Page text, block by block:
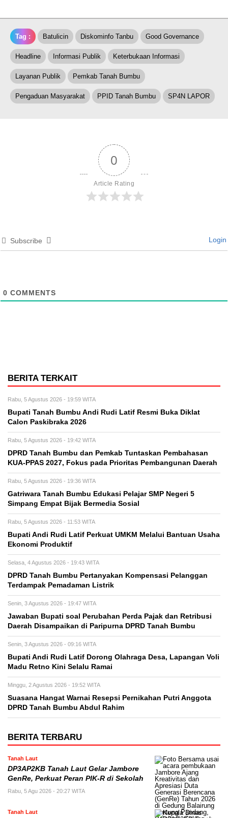
Tag : Batulicin Diskominfo Tanbu Good Governance
Headline Informasi Publik Keterbukaan Informasi
Layanan Publik Pemkab Tanah Bumbu
Pengaduan Masyarakat PPID Tanah Bumbu SP4N LAPOR
0
Article Rating
Subscribe Login
0 COMMENTS
BERITA TERKAIT
Rabu, 5 Agustus 2026 - 19:59 WITA
Bupati Tanah Bumbu Andi Rudi Latif Resmi Buka Diklat
Calon Paskibraka 2026
Rabu, 5 Agustus 2026 - 19:42 WITA
DPRD Tanah Bumbu dan Pemkab Tuntaskan Pembahasan
KUA-PPAS 2027, Fokus pada Prioritas Pembangunan Daerah
Rabu, 5 Agustus 2026 - 19:36 WITA
Gatriwara Tanah Bumbu Edukasi Pelajar SMP Negeri 5
Simpang Empat Bijak Bermedia Sosial
Rabu, 5 Agustus 2026 - 11:53 WITA
Bupati Andi Rudi Latif Perkuat UMKM Melalui Bantuan Usaha
Ekonomi Produktif
Selasa, 4 Agustus 2026 - 19:43 WITA
DPRD Tanah Bumbu Pertanyakan Kompensasi Pelanggan
Terdampak Pemadaman Listrik
Senin, 3 Agustus 2026 - 19:47 WITA
Jawaban Bupati soal Perubahan Perda Pajak dan Retribusi
Daerah Disampaikan di Paripurna DPRD Tanah Bumbu
Senin, 3 Agustus 2026 - 09:16 WITA
Bupati Andi Rudi Latif Dorong Olahraga Desa, Lapangan Voli
Madu Retno Kini Selalu Ramai
Minggu, 2 Agustus 2026 - 19:52 WITA
Suasana Hangat Warnai Resepsi Pernikahan Putri Anggota
DPRD Tanah Bumbu Abdul Rahim
BERITA TERBARU
Tanah Laut
DP3AP2KB Tanah Laut Gelar Jambore
GenRe, Perkuat Peran PIK-R di Sekolah
Rabu, 5 Agu 2026 - 20:27 WITA
Tanah Laut